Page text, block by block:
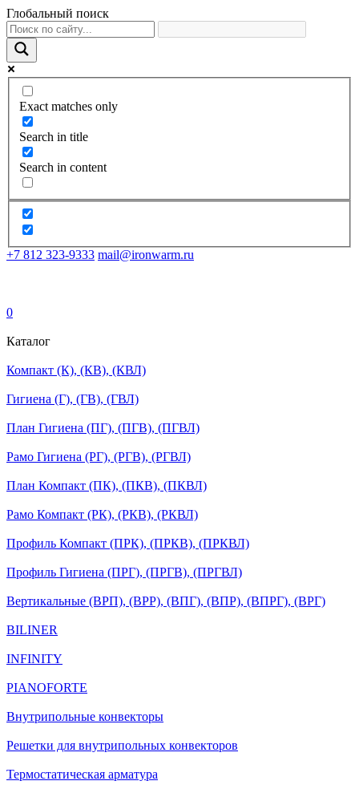
Глобальный поиск
Exact matches only
Search in title
Search in content
+7 812 323-9333 mail@ironwarm.ru
0
Каталог
Компакт (К), (КВ), (КВЛ)
Гигиена (Г), (ГВ), (ГВЛ)
План Гигиена (ПГ), (ПГВ), (ПГВЛ)
Рамо Гигиена (РГ), (РГВ), (РГВЛ)
План Компакт (ПК), (ПКВ), (ПКВЛ)
Рамо Компакт (РК), (РКВ), (РКВЛ)
Профиль Компакт (ПРК), (ПРКВ), (ПРКВЛ)
Профиль Гигиена (ПРГ), (ПРГВ), (ПРГВЛ)
Вертикальные (ВРП), (ВРР), (ВПГ), (ВПР), (ВПРГ), (ВРГ)
BILINER
INFINITY
PIANOFORTE
Внутрипольные конвекторы
Решетки для внутрипольных конвекторов
Термостатическая арматура